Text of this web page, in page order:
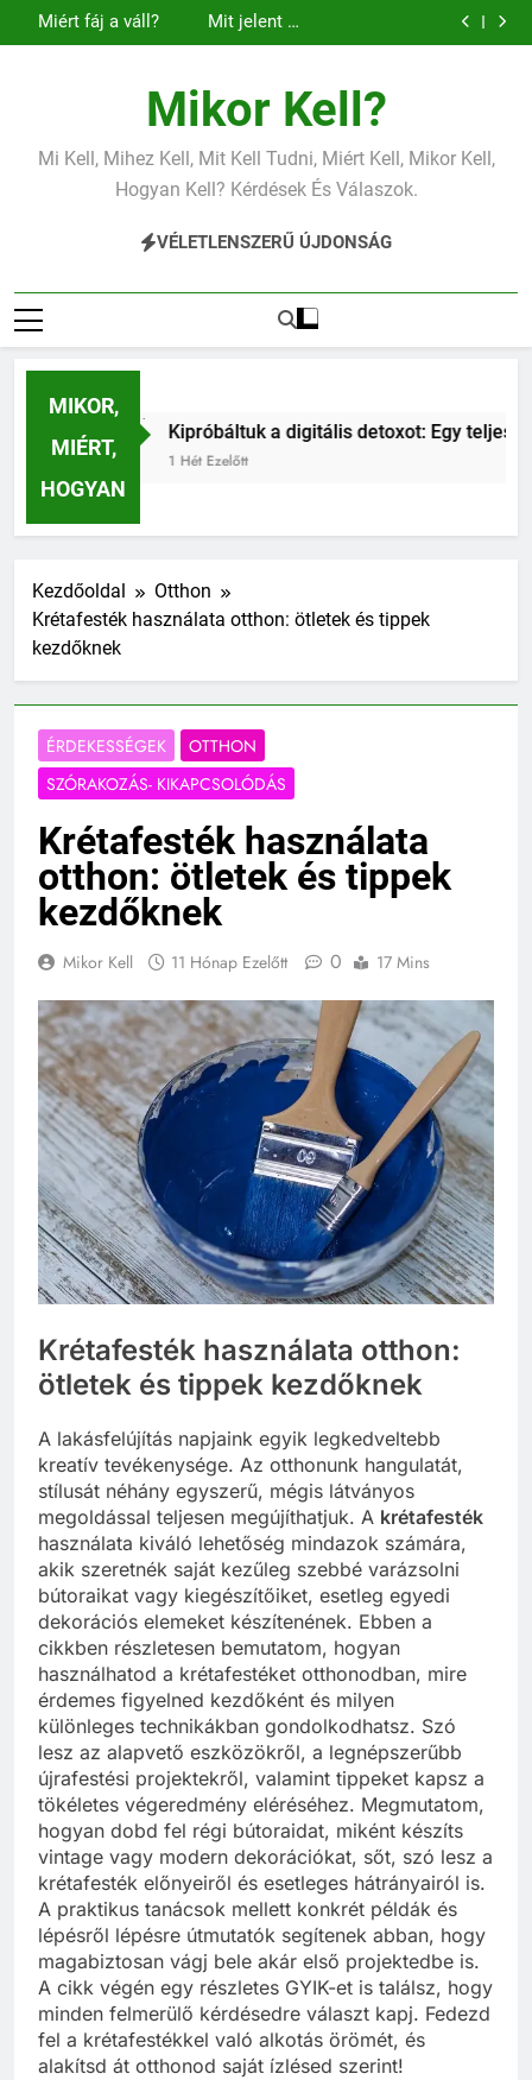
Ugrás
a
kéz?
alacsony vas?
Miért fáj a váll?
Mit jelent az
alacsony
Miért zsibbad a
Mit jelent az
vérnyomás?
kéz?Mikor Kell?
Mi Kell, Mihez Kell, Mit Kell Tudni, Miért Kell, Mikor Kell,
Hogyan Kell? Kérdések És Válaszok.
VÉLETLENSZERŰ ÚJDONSÁG
MIKOR,
MIÉRT,
HOGYAN
Kipróbáltuk a digitális detoxot: Egy teljes hétvége
1 Hét Ezelőtt
Kezdőoldal
Otthon
Krétafesték használata otthon: ötletek és tippek
kezdőknek
ÉRDEKESSÉGEK
OTTHON
SZÓRAKOZÁS- KIKAPCSOLÓDÁS
Krétafesték használata
otthon: ötletek és tippek
kezdőknek
Mikor Kell 11 Hónap Ezelőtt 0 17 Mins
Krétafesték használata otthon:
ötletek és tippek kezdőknek
A lakásfelújítás napjaink egyik legkedveltebb
kreatív tevékenysége. Az otthonunk hangulatát,
stílusát néhány egyszerű, mégis látványos
megoldással teljesen megújíthatjuk. A krétafesték
használata kiváló lehetőség mindazok számára,
akik szeretnék saját kezűleg szebbé varázsolni
bútoraikat vagy kiegészítőiket, esetleg egyedi
dekorációs elemeket készítenének. Ebben a
cikkben részletesen bemutatom, hogyan
használhatod a krétafestéket otthonodban, mire
érdemes figyelned kezdőként és milyen
különleges technikákban gondolkodhatsz. Szó
lesz az alapvető eszközökről, a legnépszerűbb
újrafestési projektekről, valamint tippeket kapsz a
tökéletes végeredmény eléréséhez. Megmutatom,
hogyan dobd fel régi bútoraidat, miként készíts
vintage vagy modern dekorációkat, sőt, szó lesz a
krétafesték előnyeiről és esetleges hátrányairól is.
A praktikus tanácsok mellett konkrét példák és
lépésről lépésre útmutatók segítenek abban, hogy
magabiztosan vágj bele akár első projektedbe is.
A cikk végén egy részletes GYIK-et is találsz, hogy
minden felmerülő kérdésedre választ kapj. Fedezd
fel a krétafestékkel való alkotás örömét, és
alakítsd át otthonod saját ízlésed szerint!